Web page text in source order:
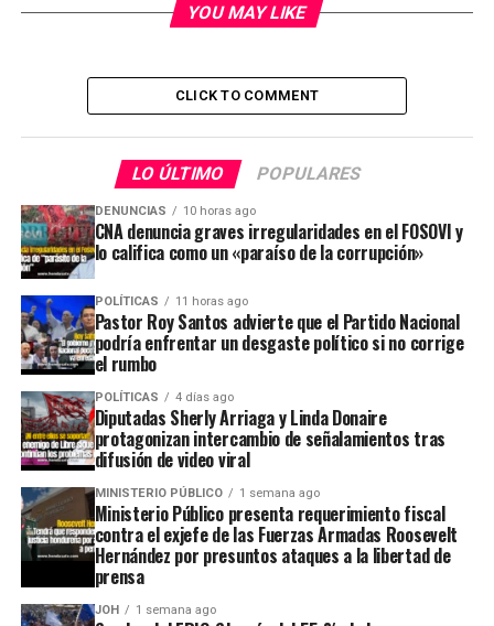
YOU MAY LIKE
CLICK TO COMMENT
LO ÚLTIMO POPULARES
DENUNCIAS 10 horas ago
CNA denuncia graves irregularidades en el FOSOVI y
lo califica como un «paraíso de la corrupción»
POLÍTICAS 11 horas ago
Pastor Roy Santos advierte que el Partido Nacional
podría enfrentar un desgaste político si no corrige
el rumbo
POLÍTICAS 4 días ago
Diputadas Sherly Arriaga y Linda Donaire
protagonizan intercambio de señalamientos tras
difusión de video viral
MINISTERIO PÚBLICO 1 semana ago
Ministerio Público presenta requerimiento fiscal
contra el exjefe de las Fuerzas Armadas Roosevelt
Hernández por presuntos ataques a la libertad de
prensa
JOH 1 semana ago